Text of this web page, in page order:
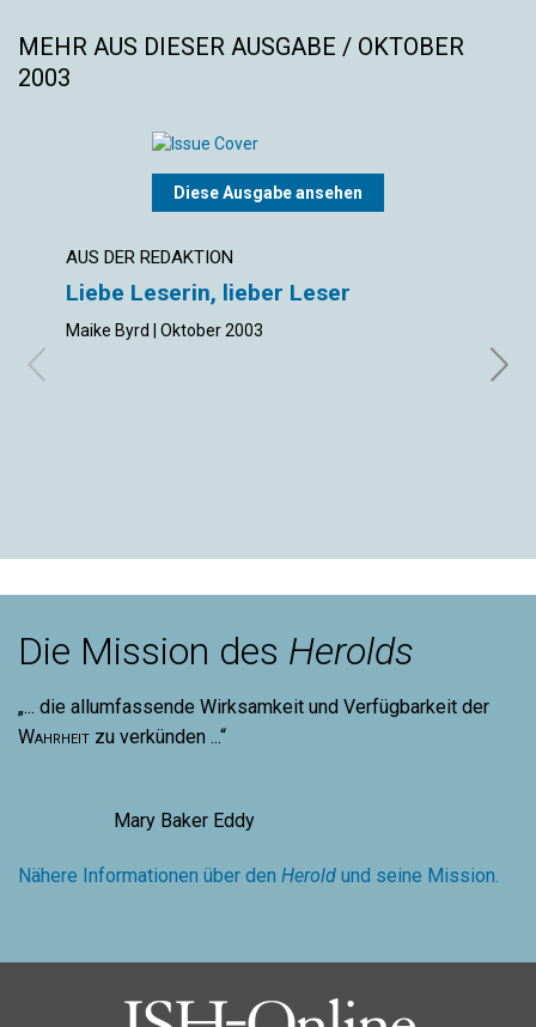
MEHR AUS DIESER AUSGABE / OKTOBER
2003
Diese Ausgabe ansehen
AUS DER REDAKTION
Liebe Leserin, lieber Leser
Maike Byrd | Oktober 2003
Die Mission des Herolds
„... die allumfassende Wirksamkeit und Verfügbarkeit der
Wahrheit zu verkünden ...“
Mary Baker Eddy
Nähere Informationen über den Herold und seine Mission.